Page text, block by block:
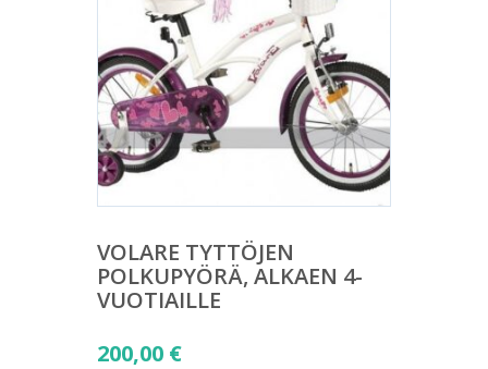
VOLARE TYTTÖJEN
POLKUPYÖRÄ, ALKAEN 4-
VUOTIAILLE
200,00 €